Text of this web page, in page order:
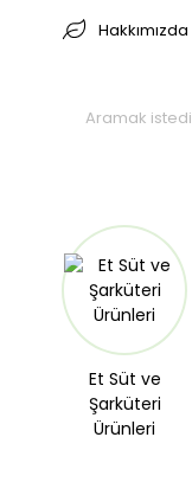
Hakkımızda
Et Süt ve
Şarküteri
Ürünleri